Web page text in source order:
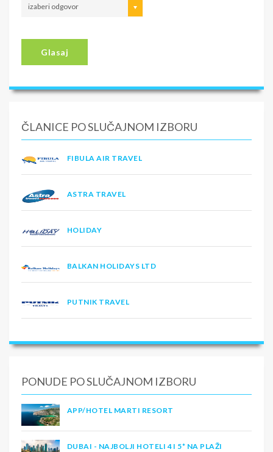
izaberi odgovor
Glasaj
ČLANICE PO SLUČAJNOM IZBORU
FIBULA AIR TRAVEL
ASTRA TRAVEL
HOLIDAY
BALKAN HOLIDAYS LTD
PUTNIK TRAVEL
PONUDE PO SLUČAJNOM IZBORU
APP/HOTEL MARTI RESORT
DUBAI - NAJBOLJI HOTELI 4 I 5* NA PLAŽI